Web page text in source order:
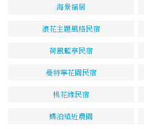
海景福居
浪花主題風格民宿
荷風藍亭民宿
曼特寧花園民宿
桃花緣民宿
蝶泊遠近農園